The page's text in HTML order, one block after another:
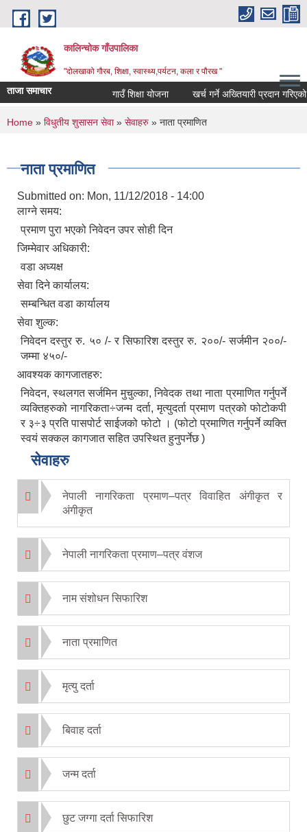
Skip to main content
कालिन्चोक गाँउपालिका
"दोलखाको गौरब, शिक्षा, स्वास्थ्य,पर्यटन, कला र पौरख "
ताजा समाचार गाउँ शिक्षा योजना खर्च गर्ने अख्तियारी प्रदान गरिएको
You are here
Home » विधुतीय शुसासन सेवा» सेवाहरु » नाता प्रमाणित
नाता प्रमाणित
Submitted on: Mon, 11/12/2018 - 14:00
लाग्ने समय:
प्रमाण पुरा भएको निवेदन उपर सोही दिन
जिम्मेवार अधिकारी:
वडा अध्यक्ष
सेवा दिने कार्यालय:
सम्बन्धित वडा कार्यालय
सेवा शुल्क:
निवेदन दस्तुर रु. ५० /- र सिफारिश दस्तुर रु. २००/- सर्जमीन २००/-
जम्मा ४५०/-
आवश्यक कागजातहरु:
निवेदन, स्थलगत सर्जमिन मुचुल्का, निवेदक तथा नाता प्रमाणित गर्नुपर्ने
व्यक्तिहरुको नागरिकता÷जन्म दर्ता, मृत्युदर्ता प्रमाण पत्रको फोटोकपी
र ३÷३ प्रति पासपोर्ट साईजको फोटो । (फोटो प्रमाणित गर्नुपर्ने व्यक्ति
स्वयं सक्कल कागजात सहित उपस्थित हुनुपर्नेछ )
सेवाहरु
नेपाली नागरिकता प्रमाण–पत्र विवाहित अंगीकृत र
अंगीकृत
नेपाली नागरिकता प्रमाण–पत्र वंशज
नाम संशोधन सिफारिश
नाता प्रमाणित
मृत्यु दर्ता
बिवाह दर्ता
जन्म दर्ता
छुट जग्गा दर्ता सिफारिश